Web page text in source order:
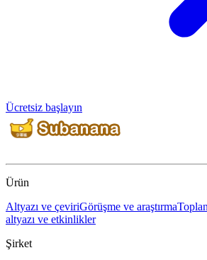
Ücretsiz başlayın
Ürün
Altyazı ve çeviriGörüşme ve araştırma
altyazı ve etkinlikler
Şirket